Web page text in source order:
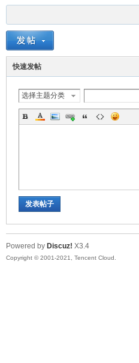
快速发帖
选择主题分类
发表帖子
Powered by Discuz! X3.4
Copyright © 2001-2021, Tencent Cloud.